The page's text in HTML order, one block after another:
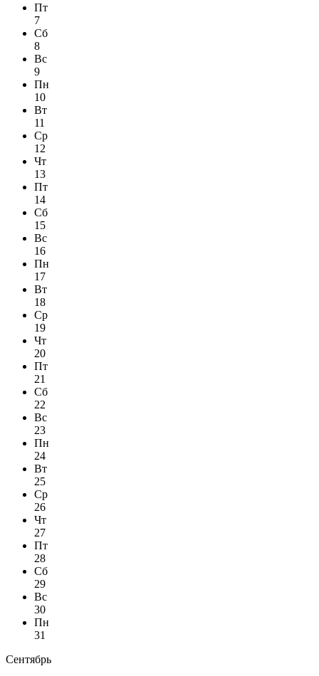
Пт
7
Сб
8
Вс
9
Пн
10
Вт
11
Ср
12
Чт
13
Пт
14
Сб
15
Вс
16
Пн
17
Вт
18
Ср
19
Чт
20
Пт
21
Сб
22
Вс
23
Пн
24
Вт
25
Ср
26
Чт
27
Пт
28
Сб
29
Вс
30
Пн
31
Сентябрь